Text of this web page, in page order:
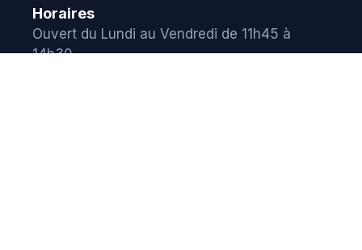
Horaires
Ouvert du Lundi au Vendredi de 11h45 à
14h30